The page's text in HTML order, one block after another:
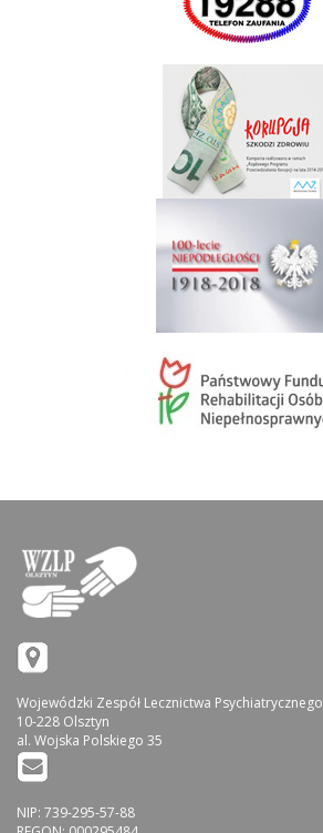
Wojewódzki Zespół Lecznictwa Psychiatrycznego
10-228 Olsztyn
al. Wojska Polskiego 35
NIP: 739-295-57-88